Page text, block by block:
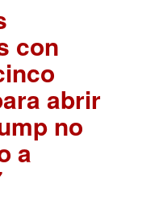
con
abrir
no
a